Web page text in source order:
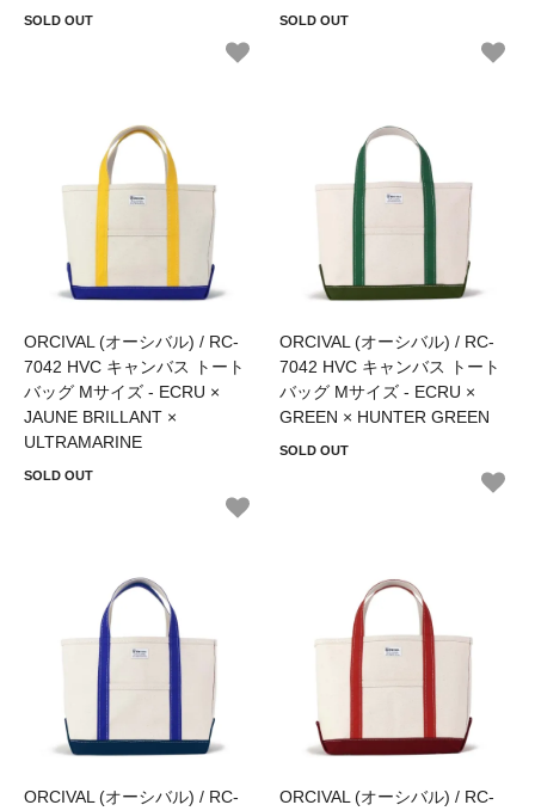
SOLD OUT SOLD OUT
ORCIVAL (オーシバル) / RC-
7042 HVC キャンバス トート
バッグ Mサイズ - ECRU ×
JAUNE BRILLANT ×
ULTRAMARINE
SOLD OUT
ORCIVAL (オーシバル) / RC-
7042 HVC キャンバス トート
バッグ Mサイズ - ECRU ×
GREEN × HUNTER GREEN
SOLD OUT
ORCIVAL (オーシバル) / RC-
ORCIVAL (オーシバル) / RC-